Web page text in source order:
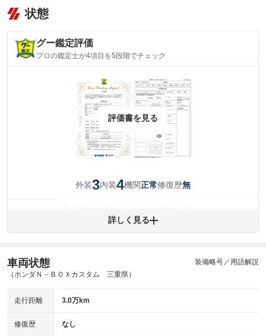
状態
グー鑑定評価
プロの鑑定士が4項目を5段階でチェック
評価書を見る
外装3内装4機関正常修復歴無
キズ・へこみについて問い合わせる
機関 主要機関に不具合はありません。
※グー鑑定は保証サービスではございません。購入時は必ず現車をご確認
下さい。
詳しく見る
車両状態
（ホンダＮ－ＢＯＸカスタム 三重県）
装備略号／用語解説
走行距離 3.0万km
修復歴 なし